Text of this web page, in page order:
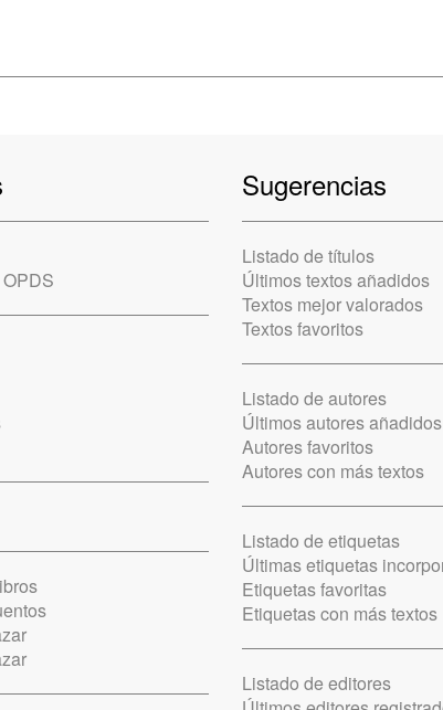
Sugerencias
Listado de títulos
Últimos textos añadidos
Textos mejor valorados
Textos favoritos
Listado de autores
Últimos autores añadidos
Autores favoritos
Autores con más textos
Listado de etiquetas
Últimas etiquetas
Etiquetas favoritas
Etiquetas con más textos
Listado de editores